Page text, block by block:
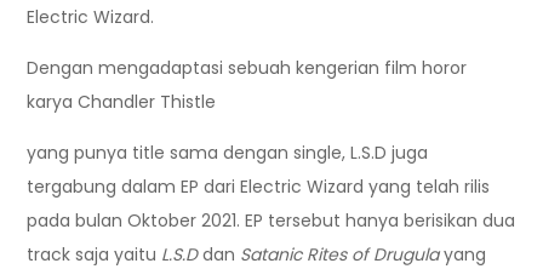
Electric Wizard.
Dengan mengadaptasi sebuah kengerian film horor
karya Chandler Thistle
yang punya title sama dengan single, L.S.D juga
tergabung dalam EP dari Electric Wizard yang telah rilis
pada bulan Oktober 2021. EP tersebut hanya berisikan dua
track saja yaitu L.S.Ddan Satanic Rites of Drugulayang